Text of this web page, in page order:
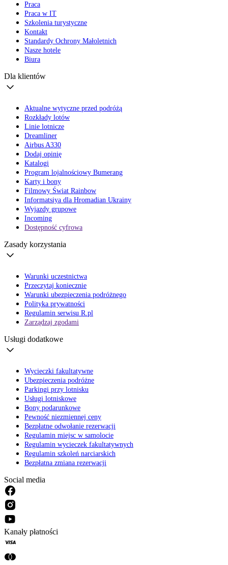
Praca
Praca w IT
Szkolenia turystyczne
Kontakt
Standardy Ochrony Małoletnich
Nasze hotele
Biura
Dla klientów
Aktualne wytyczne przed podróżą
Rozkłady lotów
Linie lotnicze
Dreamliner
Airbus A330
Dodaj opinię
Katalogi
Program lojalnościowy Bumerang
Karty i bony
Filmowy Świat Rainbow
Informatsiya dla Hromadian Ukrainy
Wyjazdy grupowe
Incoming
Dostępność cyfrowa
Zasady korzystania
Warunki uczestnictwa
Przeczytaj koniecznie
Warunki ubezpieczenia podróżnego
Polityka prywatności
Regulamin serwisu R.pl
Zarządzaj zgodami
Usługi dodatkowe
Wycieczki fakultatywne
Ubezpieczenia podróżne
Parkingi przy lotnisku
Usługi lotniskowe
Bony podarunkowe
Pewność niezmiennej ceny
Bezpłatne odwołanie rezerwacji
Regulamin miejsc w samolocie
Regulamin wycieczek fakultatywnych
Regulamin szkoleń narciarskich
Bezpłatna zmiana rezerwacji
Social media
Kanały płatności